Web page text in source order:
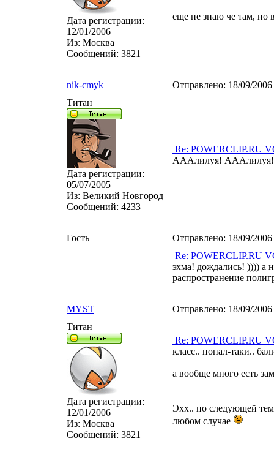
Дата регистрации:
12/01/2006
Из: Москва
Сообщений: 3821
еще не знаю че там, но
nik-cmyk Отправлено: 18/09/
Титан
Дата регистрации:
05/07/2005
Из: Великий Новгород
Сообщений: 4233
Re: POWERCLIP.RU
АААлилуя!
Гость Отправлено: 18/09/
Re: POWERCLIP.RU
эхма! дождались! )))) а
распространение
MYST Отправлено: 18/09/
Титан
Дата регистрации:
12/01/2006
Из: Москва
Сообщений: 3821
Re: POWERCLIP.RU
класс.. попал-таки..
а вообще много есть
Эхх.. по следующей
любом случае